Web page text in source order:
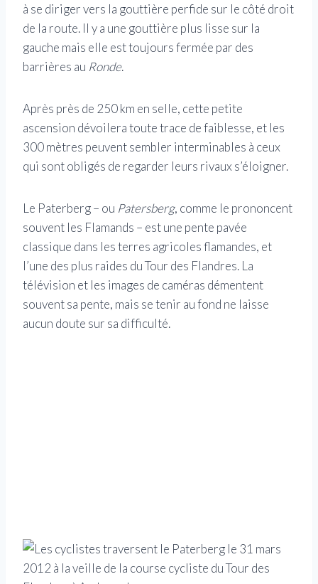
à se diriger vers la gouttière perfide sur le côté droit
de la route. Il y a une gouttière plus lisse sur la
gauche mais elle est toujours fermée par des
barrières au Ronde.
Après près de 250 km en selle, cette petite
ascension dévoilera toute trace de faiblesse, et les
300 mètres peuvent sembler interminables à ceux
qui sont obligés de regarder leurs rivaux s’éloigner.
Le Paterberg – ou Patersberg, comme le prononcent
souvent les Flamands – est une pente pavée
classique dans les terres agricoles flamandes, et
l’une des plus raides du Tour des Flandres. La
télévision et les images de caméras démentent
souvent sa pente, mais se tenir au fond ne laisse
aucun doute sur sa difficulté.